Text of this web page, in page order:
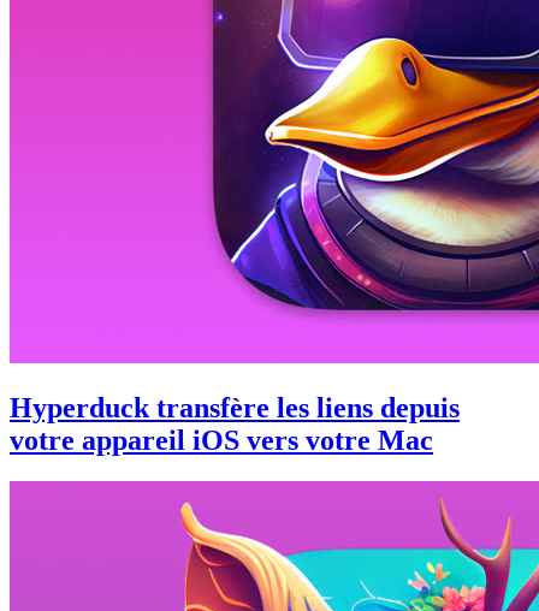
Hyperduck transfère les liens depuis
votre appareil iOS vers votre Mac